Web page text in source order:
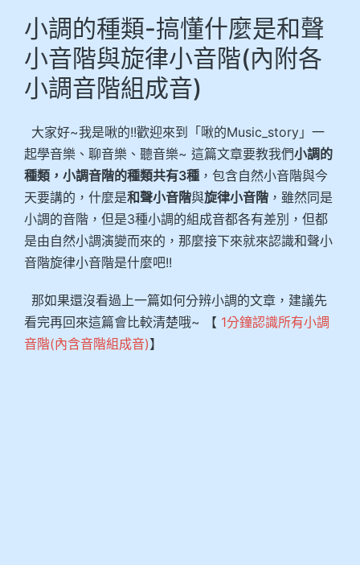
小調的種類-搞懂什麼是和聲
小音階與旋律小音階(內附各
小調音階組成音)
大家好~我是啾的!!歡迎來到「啾的Music_story」一
起學音樂、聊音樂、聽音樂~ 這篇文章要教我們小調的
種類，小調音階的種類共有3種 ，包含自然小音階與今
天要講的，什麼是和聲小音階與旋律小音階 ，雖然同是
小調的音階，但是3種小調的組成音都各有差別，但都
是由自然小調演變而來的，那麼接下來就來認識和聲小
音階旋律小音階是什麼吧!!
那如果還沒看過上一篇如何分辨小調的文章，建議先
看完再回來這篇會比較清楚哦~ 【 1分鐘認識所有小調
音階(內含音階組成音)】